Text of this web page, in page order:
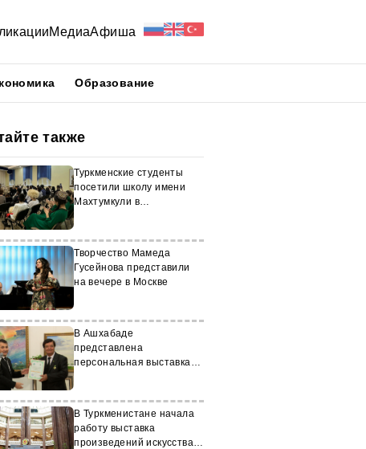
МедиаАфиша
Образование
также
Туркменские студенты
посетили школу имени
Махтумкули в
Творчество Мамеда
Гусейнова представили
на вечере в Москве
В Ашхабаде
представлена
персональная выставка
В Туркменистане начала
работу выставка
произведений искусства